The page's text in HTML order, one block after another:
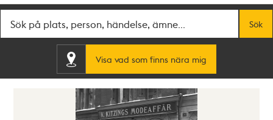
Sök
Visa vad som finns nära mig